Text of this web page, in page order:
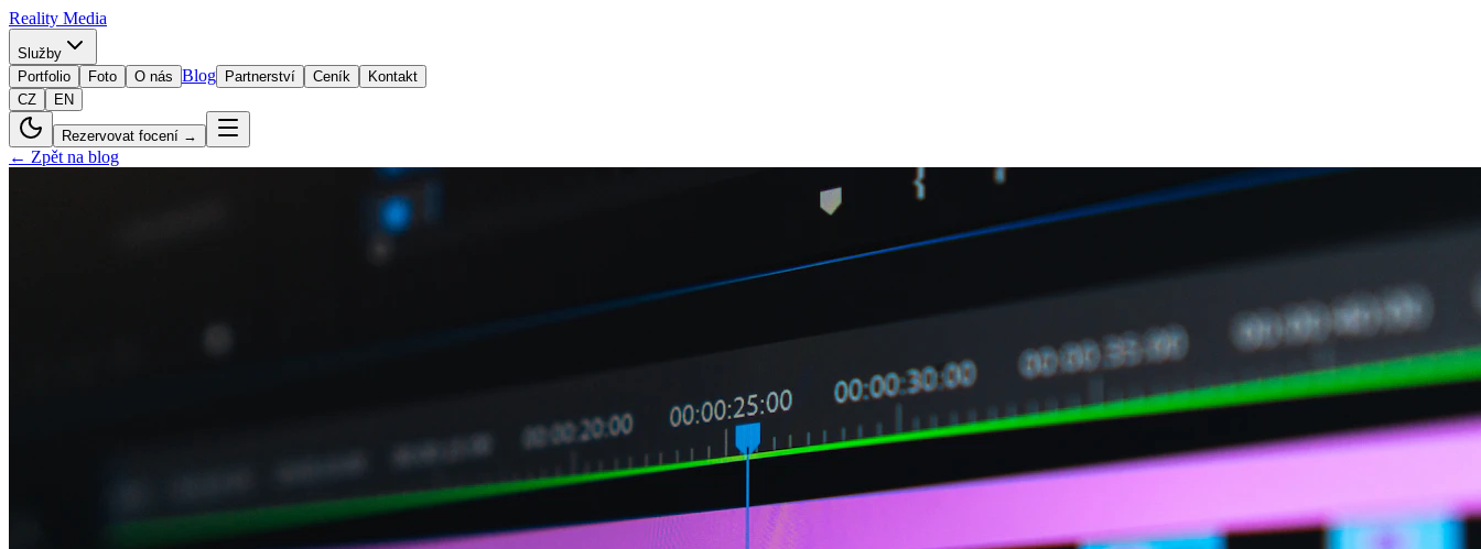
Reality Media
Služby
Portfolio
Foto O nás Blog Partnerství Ceník
Kontakt
CZ
EN
Rezervovat focení →
← Zpět na blog